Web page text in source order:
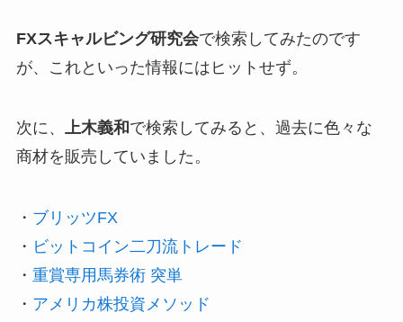
FXスキャルビング研究会で検索してみたのです
が、これといった情報にはヒットせず。
次に、 上木義和 で検索してみると、過去に色々な
商材を販売していました。
・ ブリッツFX
・ ビットコイン二刀流トレード
・ 重賞専用馬券術 突単
・ アメリカ株投資メソッド